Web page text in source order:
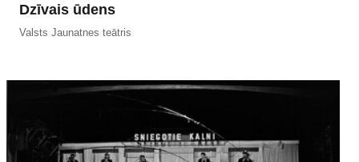
Dzīvais ūdens
Valsts Jaunatnes teātris